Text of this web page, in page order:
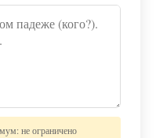
не ограничено